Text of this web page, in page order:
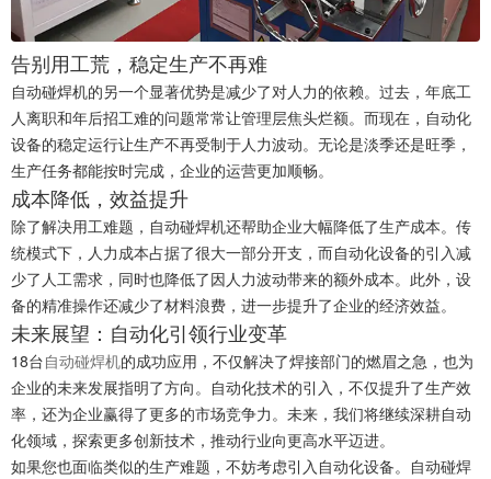
告别用工荒，稳定生产不再难
自动碰焊机的另一个显著优势是减少了对人力的依赖。过去，年底工
人离职和年后招工难的问题常常让管理层焦头烂额。而现在，自动化
设备的稳定运行让生产不再受制于人力波动。无论是淡季还是旺季，
生产任务都能按时完成，企业的运营更加顺畅。
成本降低，效益提升
除了解决用工难题，自动碰焊机还帮助企业大幅降低了生产成本。传
统模式下，人力成本占据了很大一部分开支，而自动化设备的引入减
少了人工需求，同时也降低了因人力波动带来的额外成本。此外，设
备的精准操作还减少了材料浪费，进一步提升了企业的经济效益。
未来展望：自动化引领行业变革
18台自动碰焊机的成功应用，不仅解决了焊接部门的燃眉之急，也为
企业的未来发展指明了方向。自动化技术的引入，不仅提升了生产效
率，还为企业赢得了更多的市场竞争力。未来，我们将继续深耕自动
化领域，探索更多创新技术，推动行业向更高水平迈进。
如果您也面临类似的生产难题，不妨考虑引入自动化设备。自动碰焊